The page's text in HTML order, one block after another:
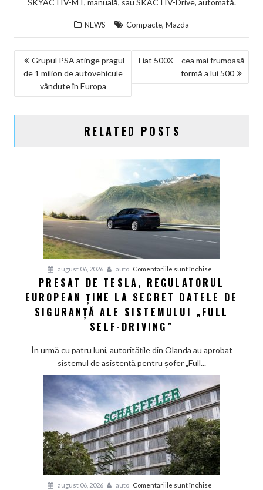
SKYACTIV-MT, manuală, sau SKACTIV-Drive, automată.
NEWS Compacte, Mazda
NAVIGARE
ÎN
ARTICOLE
Grupul PSA atinge pragul
de 1 milion de autovehicule
vândute în Europa
Fiat 500X – cea mai frumoasă
formă a lui 500
RELATED POSTS
august 06, 2026 auto Comentariile sunt închise
de
Tesla,
ține
datele
de
siguranță
ale
sistemului
„Full
Self-
Driving”
PRESAT DE TESLA, REGULATORUL
EUROPEAN ȚINE LA SECRET DATELE DE
SIGURANȚĂ ALE SISTEMULUI „FULL
SELF-DRIVING”
În urmă cu patru luni, autoritățile din Olanda au aprobat
sistemul de asistență pentru șofer „Full...
august 06, 2026 auto Comentariile sunt închise